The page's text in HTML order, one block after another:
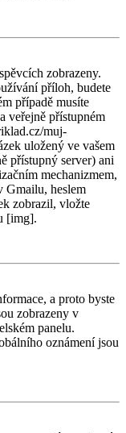
zobrazeny.
příloh, budete
případě musíte
veřejně přístupném
muj-
uložený ve vašem
přístupný server) ani
mechanizmem,
Gmailu, heslem
zobrazil, vložte
[img].
a proto byste
zobrazeny v
panelu.
oznámení jsou